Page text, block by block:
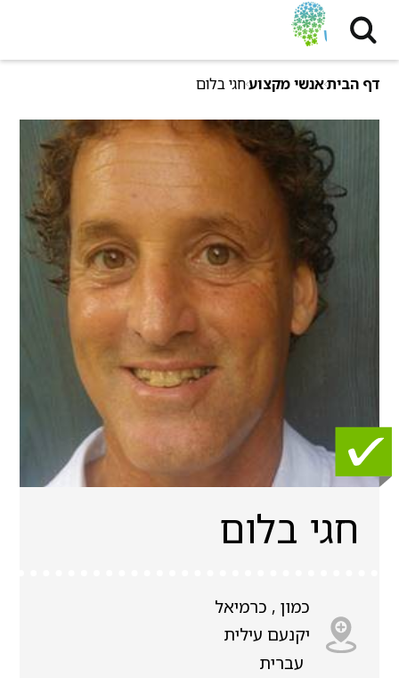
דף הביתאנשי מקצועחגי בלום
חגי בלום
כמון , כרמיאל
יקנעם עילית
עברית